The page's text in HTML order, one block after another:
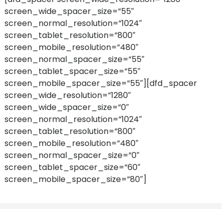
screen_wide_spacer_size=”55″
screen_normal_resolution=”1024″
screen_tablet_resolution=”800″
screen_mobile_resolution=”480″
screen_normal_spacer_size=”55″
screen_tablet_spacer_size=”55″
screen_mobile_spacer_size=”55″][dfd_spacer
screen_wide_resolution=”1280″
screen_wide_spacer_size=”0″
screen_normal_resolution=”1024″
screen_tablet_resolution=”800″
screen_mobile_resolution=”480″
screen_normal_spacer_size=”0″
screen_tablet_spacer_size=”60″
screen_mobile_spacer_size=”80″]